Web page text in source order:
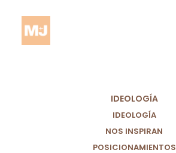
IDEOLOGÍA
IDEOLOGÍA
NOS INSPIRAN
POSICIONAMIENTOS